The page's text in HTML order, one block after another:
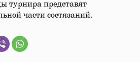
турнира представят
части состязаний.